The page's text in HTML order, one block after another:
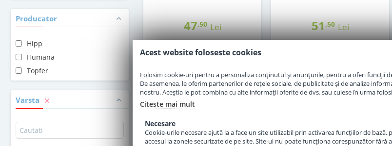
Producator
Hipp
Humana
Topfer
Varsta
47,50 Lei
Adauga in cos
51,50 Lei
Acest website foloseste cookies
Folosim cookie-uri pentru a personaliza conținutul și anunțurile, pentru a oferi funcții
De asemenea, le oferim partenerilor de rețele sociale, de publicitate și de analize
nostru. Aceștia le pot combina cu alte informații oferite de dvs. sau culese în urma
Citeste mai mult
Necesare
Cookie-urile necesare ajută la a face un site utilizabil prin activarea funcţiilor de bază,
accesul la zonele securizate de pe site. Site-ul nu poate funcţiona corespunzător fără